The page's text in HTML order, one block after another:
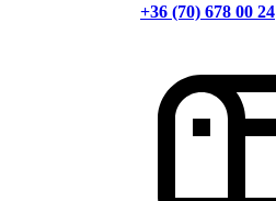
+36 (70) 678 00 24